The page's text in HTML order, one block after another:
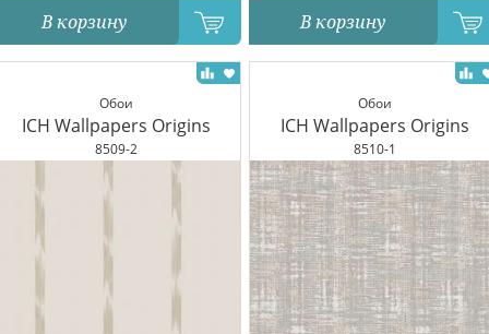
В корзину В корзину
Обои
ICH Wallpapers Origins
8509-2
Обои
ICH Wallpapers Origins
8510-1